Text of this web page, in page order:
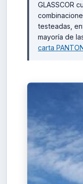
GLASSCOR
testeadas,
mayoría de
carta